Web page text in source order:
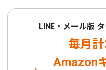
LINE・メール版
毎月
Amazon